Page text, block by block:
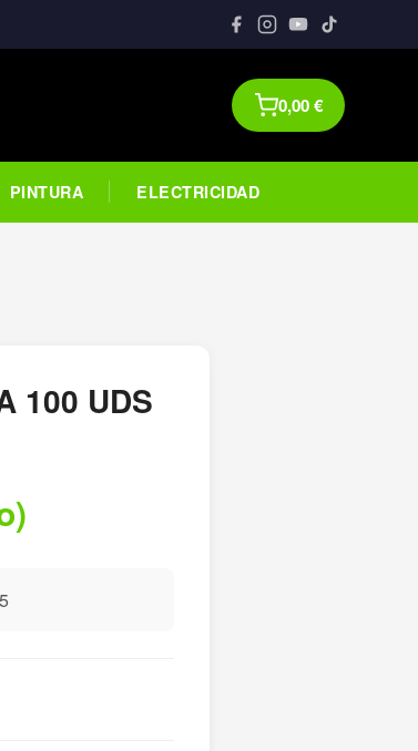
0,00€
PINTURA ELECTRICIDAD
100 UDS